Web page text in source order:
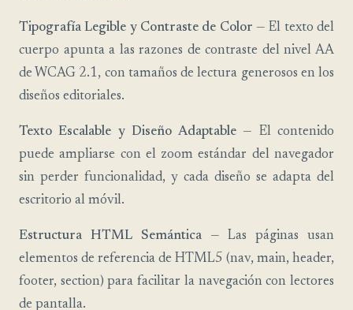
Tipografía Legible y Contraste de Color — El texto del
cuerpo apunta a las razones de contraste del nivel AA
de WCAG 2.1, con tamaños de lectura generosos en los
diseños editoriales.
Texto Escalable y Diseño Adaptable— El contenido
puede ampliarse con el zoom estándar del navegador
sin perder funcionalidad, y cada diseño se adapta del
escritorio al móvil.
Estructura HTML Semántica— Las páginas usan
elementos de referencia de HTML5 (nav, main, header,
footer, section) para facilitar la navegación con lectores
de pantalla.